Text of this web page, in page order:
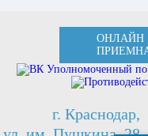
ОНЛАЙН
г. Краснодар,